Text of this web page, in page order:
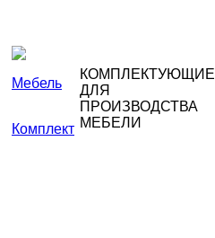
КОМПЛЕКТУЮЩИЕ
ДЛЯ
ПРОИЗВОДСТВА
МЕБЕЛИ